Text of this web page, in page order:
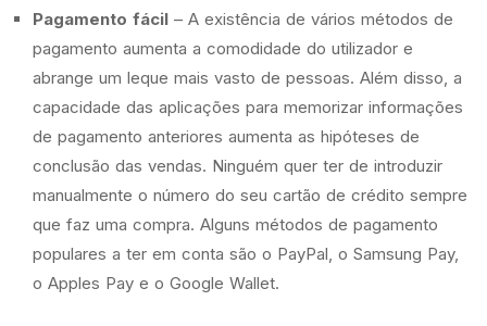
Pagamento fácil – A existência de vários métodos de
pagamento aumenta a comodidade do utilizador e
abrange um leque mais vasto de pessoas. Além disso, a
capacidade das aplicações para memorizar informações
de pagamento anteriores aumenta as hipóteses de
conclusão das vendas. Ninguém quer ter de introduzir
manualmente o número do seu cartão de crédito sempre
que faz uma compra. Alguns métodos de pagamento
populares a ter em conta são o PayPal, o Samsung Pay,
o Apples Pay e o Google Wallet.